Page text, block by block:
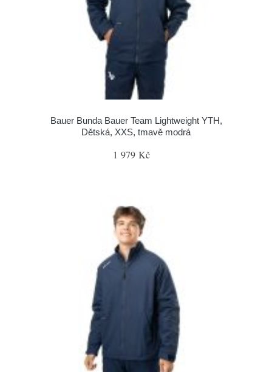
Bauer Bunda Bauer Team Lightweight YTH,
Dětská, XXS, tmavě modrá
1 979 Kč